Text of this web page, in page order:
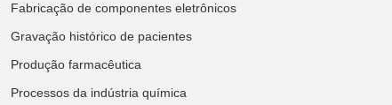
Fabricação de componentes eletrônicos
Gravação histórico de pacientes
Produção farmacêutica
Processos da indústria química